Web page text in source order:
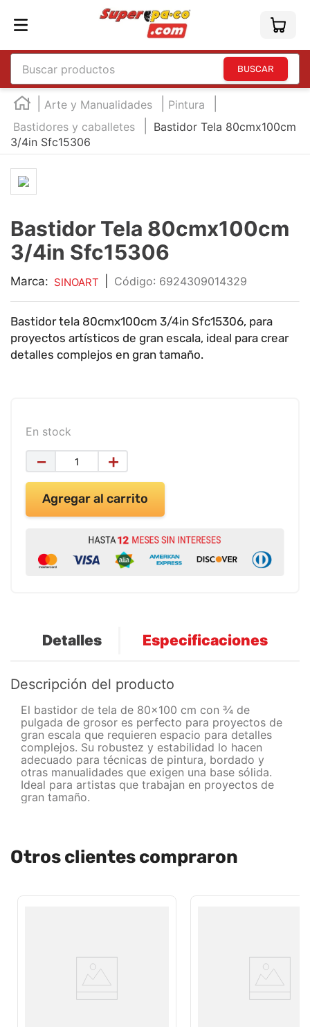
Buscar productos
Arte y Manualidades
Pintura
Bastidores y caballetes
Bastidor Tela 80cmx100cm
3/4in Sfc15306
Bastidor Tela 80cmx100cm
3/4in Sfc15306
Marca: SINOART : 6924309014329
Bastidor tela 80cmx100cm 3/4in Sfc15306, para
proyectos artísticos de gran escala, ideal para crear
detalles complejos en gran tamaño.
En stock
＋
－
Agregar al carrito
Detalles Especificaciones
Descripción del producto
El bastidor de tela de 80x100 cm con ¾ de
pulgada de grosor es perfecto para proyectos de
gran escala que requieren espacio para detalles
complejos. Su robustez y estabilidad lo hacen
adecuado para técnicas de pintura, bordado y
otras manualidades que exigen una base sólida.
Ideal para artistas que trabajan en proyectos de
gran tamaño.
Otros clientes compraron
TÉRMINOS MÁS BUSCADOS
2.
marcador e300
3.
4.
6.
marcadores
7
8.
teclado
10. cuadernos